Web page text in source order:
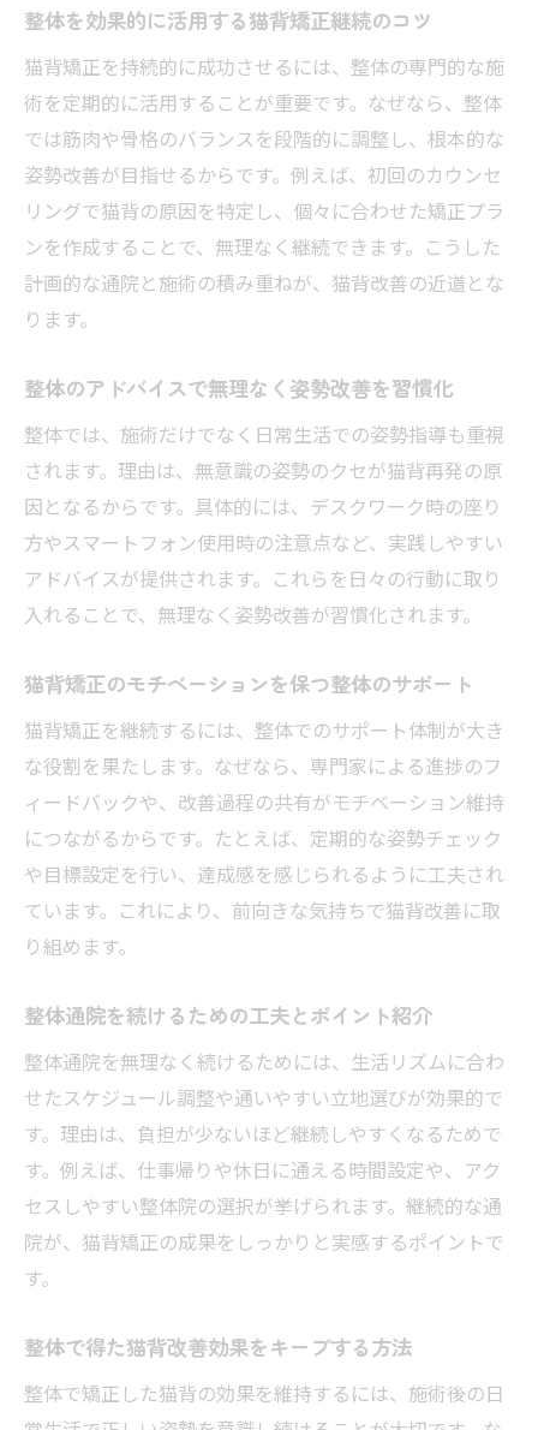
整体を効果的に活用する猫背矯正継続のコツ
猫背矯正を持続的に成功させるには、整体の専門的な施
術を定期的に活用することが重要です。なぜなら、整体
では筋肉や骨格のバランスを段階的に調整し、根本的な
姿勢改善が目指せるからです。例えば、初回のカウンセ
リングで猫背の原因を特定し、個々に合わせた矯正プラ
ンを作成することで、無理なく継続できます。こうした
計画的な通院と施術の積み重ねが、猫背改善の近道とな
ります。
整体のアドバイスで無理なく姿勢改善を習慣化
整体では、施術だけでなく日常生活での姿勢指導も重視
されます。理由は、無意識の姿勢のクセが猫背再発の原
因となるからです。具体的には、デスクワーク時の座り
方やスマートフォン使用時の注意点など、実践しやすい
アドバイスが提供されます。これらを日々の行動に取り
入れることで、無理なく姿勢改善が習慣化されます。
猫背矯正のモチベーションを保つ整体のサポート
猫背矯正を継続するには、整体でのサポート体制が大き
な役割を果たします。なぜなら、専門家による進捗のフ
ィードバックや、改善過程の共有がモチベーション維持
につながるからです。たとえば、定期的な姿勢チェック
や目標設定を行い、達成感を感じられるように工夫され
ています。これにより、前向きな気持ちで猫背改善に取
り組めます。
整体通院を続けるための工夫とポイント紹介
整体通院を無理なく続けるためには、生活リズムに合わ
せたスケジュール調整や通いやすい立地選びが効果的で
す。理由は、負担が少ないほど継続しやすくなるためで
す。例えば、仕事帰りや休日に通える時間設定や、アク
セスしやすい整体院の選択が挙げられます。継続的な通
院が、猫背矯正の成果をしっかりと実感するポイントで
す。
整体で得た猫背改善効果をキープする方法
整体で矯正した猫背の効果を維持するには、施術後の日